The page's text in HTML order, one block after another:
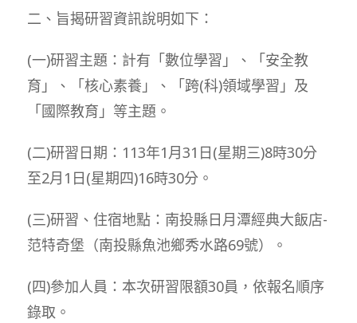
二、旨揭研習資訊說明如下：
(一)研習主題：計有「數位學習」、「安全教
育」、「核心素養」、「跨(科)領域學習」及
「國際教育」等主題。
(二)研習日期：113年1月31日(星期三)8時30分
至2月1日(星期四)16時30分。
(三)研習、住宿地點：南投縣日月潭經典大飯店-
范特奇堡（南投縣魚池鄉秀水路69號）。
(四)參加人員：本次研習限額30員，依報名順序
錄取。